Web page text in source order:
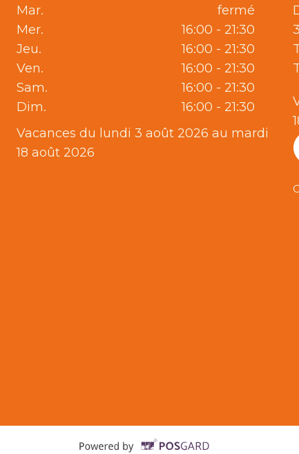
Mar.
fermé
Mer.
16:00 - 21:30
Jeu.
16:00 - 21:30
Ven.
16:00 - 21:30
Sam.
16:00 - 21:30
Dim.
16:00 - 21:30
Vacances du lundi 3 août 2026 au mardi
18 août 2026